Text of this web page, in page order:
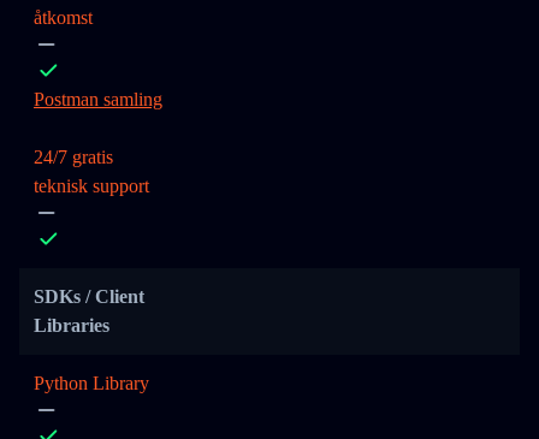
åtkomst
Postman samling
24/7 gratis
teknisk support
SDKs / Client
Libraries
Python Library